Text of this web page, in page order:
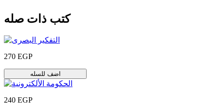
كتب ذات صله
270 EGP
اضف للسله
240 EGP